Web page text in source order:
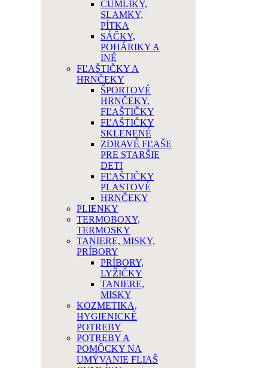
CUMLÍKY,
SLAMKY,
PÍTKA
SÁČKY,
POHÁRIKY A
INÉ
FĽAŠTIČKY A
HRNČEKY
ŠPORTOVÉ
HRNČEKY,
FĽAŠTIČKY
FĽAŠTIČKY
SKLENENÉ
ZDRAVÉ FĽAŠE
PRE STARŠIE
DETI
FĽAŠTIČKY
PLASTOVÉ
HRNČEKY
PLIENKY
TERMOBOXY,
TERMOSKY
TANIERE, MISKY,
PRÍBORY
PRÍBORY,
LYŽIČKY
TANIERE,
MISKY
KOZMETIKA,
HYGIENICKÉ
POTREBY
POTREBY A
POMÔCKY NA
UMÝVANIE FLIAŠ